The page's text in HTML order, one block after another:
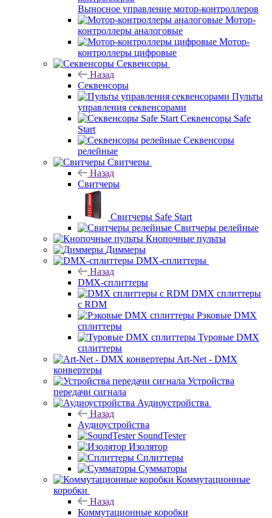
Выносное управление мотор-контроллеров
Мотор-
контроллеры аналоговые
Мотор-
контроллеры цифровые
Секвенсоры
Назад
Секвенсоры
Пульты
управления секвенсорами
Секвенсоры Safe
Start
Секвенсоры
релейные
Свитчеры
Назад
Свитчеры
Свитчеры Safe Start
Свитчеры релейные
Кнопочные пульты
Диммеры
DMX-сплиттеры
Назад
DMX-сплиттеры
DMX сплиттеры
с RDM
Рэковые DMX
сплиттеры
Туровые DMX
сплиттеры
Art-Net - DMX
конвертеры
Устройства
передачи сигнала
Аудиоустройства
Назад
Аудиоустройства
SoundTester
Изолятор
Сплиттеры
Сумматоры
Коммутационные
коробки
Назад
Коммутационные коробки